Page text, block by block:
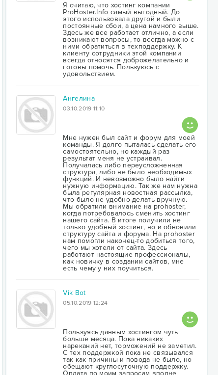
Я считаю, что хостинг компании
ProHoster.Info самый выгодный. До
этого использовала другой и были
постоянные сбои, а цена намного выше.
Здесь же все работает отлично, а если
возникают вопросы, то всегда можно с
ними обратиться в техподдержку. К
клиенту сотрудники этой компании
всегда относятся доброжелательно и
готовы помочь. Пользуюсь с
удовольствием.
Ангелина
03.10.2019 11:10
Мне нужен был сайт и форум для моей
команды. Я долго пыталась сделать его
самостоятельно, но каждый раз
результат меня не устраивал.
Получалась либо переусложненная
структура, либо не было необходимых
функций. И невозможно было найти
нужную информацию. Так же нам нужна
была регулярная новостная рассылка,
что было не удобно делать вручную.
Мы обратили внимание на prohoster,
когда потребовалось сменить хостинг
нашего сайта. В итоге получили не
только удобный хостинг, но и обновили
структуру сайта и форума. На prohoster
нам помогли наконец-то добиться того,
чего мы хотели от сайта. Здесь
работают настоящие профессионалы,
как новичку в создании сайтов, мне
есть чему у них поучиться.
Vik Bot
05.10.2019 12:24
Пользуясь данным хостингом чуть
больше месяца. Пока никаких
нареканий нет, торможений не заметил.
С тех поддержкой пока не связывался
так как причины и повода не было, но
обещают круглосуточную поддержку.
Оплата по моим запросам вполне